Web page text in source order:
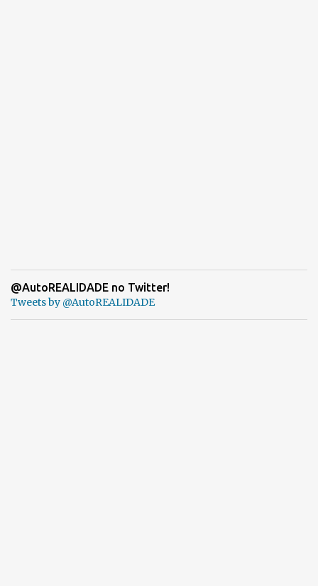
@AutoREALIDADE no Twitter!
Tweets by @AutoREALIDADE